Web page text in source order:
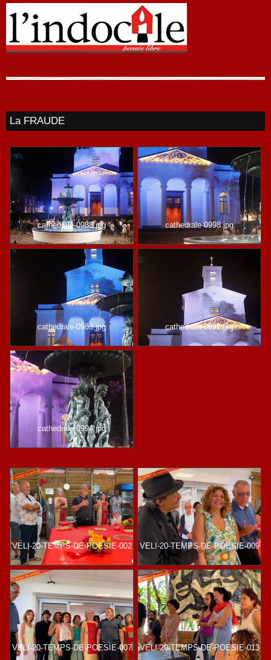
La FRAUDE
cathedrale-0988.jpg cathedrale-0998.jpg
cathedrale-0983.jpg cathedrale-0991.jpg
cathedrale-0994.jpg
VELI-20-TEMPS-DE-POESIE-002 VELI-20-TEMPS-DE-POESIE-009
VELI-20-TEMPS-DE-POESIE-007 VELI-20-TEMPS-DE-POESIE-013